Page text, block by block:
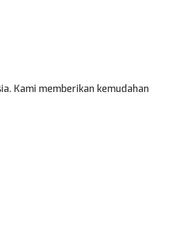
Kami memberikan kemudahan